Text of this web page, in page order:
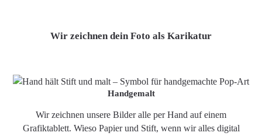
Wir zeichnen dein Foto als Karikatur
Handgemalt
Wir zeichnen unsere Bilder alle per Hand auf einem
Grafiktablett. Wieso Papier und Stift, wenn wir alles digital